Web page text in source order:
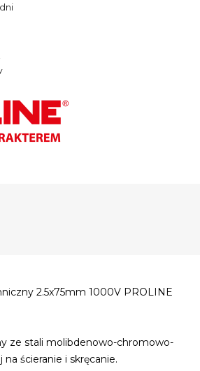
2.5x75mm 1000V PROLINE
ze stali molibdenowo-chromowo-
ścieranie i skręcanie.